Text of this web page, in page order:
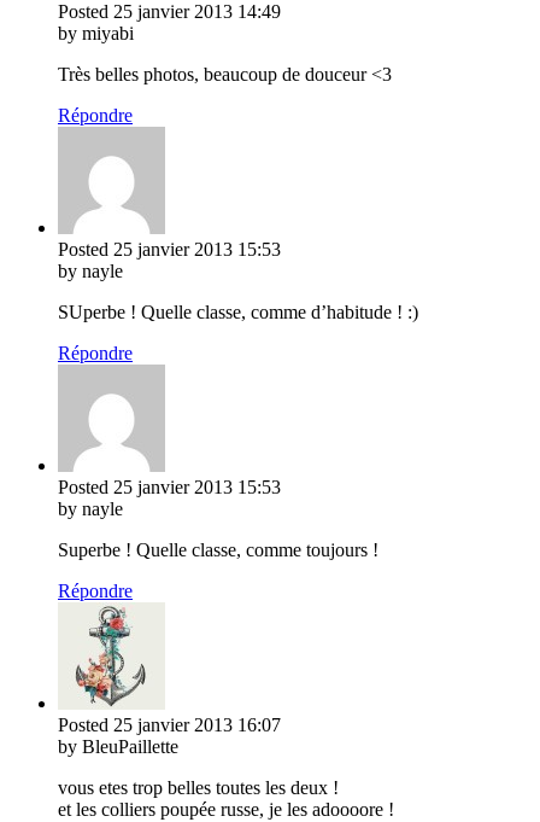
Posted 25 janvier 2013 14:49
by miyabi
Très belles photos, beaucoup de douceur <3
Répondre
Posted 25 janvier 2013 15:53
by nayle
SUperbe ! Quelle classe, comme d’habitude ! :)
Répondre
Posted 25 janvier 2013 15:53
by nayle
Superbe ! Quelle classe, comme toujours !
Répondre
Posted 25 janvier 2013 16:07
by BleuPaillette
vous etes trop belles toutes les deux !
et les colliers poupée russe, je les adoooore !